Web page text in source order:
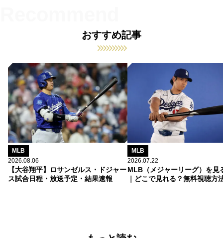
おすすめ記事
MLB
2026.08.06
【大谷翔平】ロサンゼルス・ドジャー
ス試合日程・放送予定・結果速報
MLB
2026.07.22
MLB（メジャーリーグ）を見
｜どこで見れる？無料視聴方